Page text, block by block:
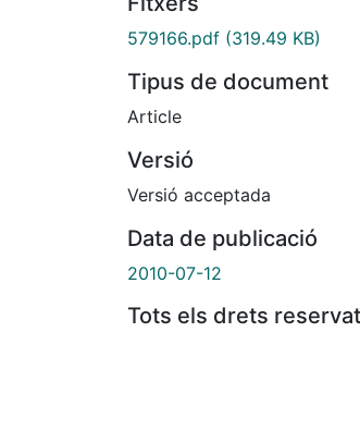
579166.pdf (319.49 KB)
Tipus de document
Article
Versió
Versió acceptada
Data de publicació
2010-07-12
Tots els drets